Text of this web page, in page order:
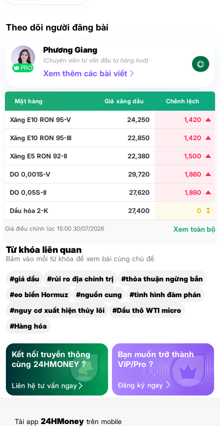
Theo dõi người đăng bài
PRO
Phương Giang
(Chuyên viên tư vấn đầu tư hàng hoá)
Xem thêm các bài viết
Mặt hàng Giá xăng dầu Chênh lệch
Xăng E10 RON 95-V 24,250 1,420
Xăng E10 RON 95-III 22,850 1,420
Xăng E5 RON 92-II 22,380 1,500
DO 0,001S-V 29,720 1,860
DO 0,05S-II 27,620 1,860
Dầu hỏa 2-K 27,400 0
Giá điều chỉnh lúc 15:00 30/07/2026 Xem toàn bộ
Từ khóa liên quan
Bấm vào mỗi từ khóa để xem bài cùng chủ đề
#giá dầu #rủi ro địa chính trị
#thỏa thuận ngừng bắn
#eo biển Hormuz
#nguồn cung
#tình hình đàm phán
#nguy cơ xuất hiện thủy lôi
#Dầu thô WTI micro
#Hàng hóa
Kết nối truyền thông
cùng 24HMONEY ?
Liên hệ tư vấn ngay
Bạn muốn trở thành
VIP/Pro ?
Đăng ký ngay
Tải app 24HMoney trên mobile